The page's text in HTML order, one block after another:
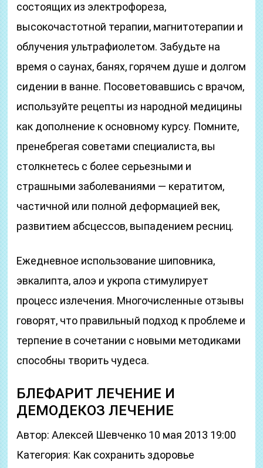
состоящих из электрофореза,
высокочастотной терапии, магнитотерапии и
облучения ультрафиолетом. Забудьте на
время о саунах, банях, горячем душе и долгом
сидении в ванне. Посоветовавшись с врачом,
используйте рецепты из народной медицины
как дополнение к основному курсу. Помните,
пренебрегая советами специалиста, вы
столкнетесь с более серьезными и
страшными заболеваниями — кератитом,
частичной или полной деформацией век,
развитием абсцессов, выпадением ресниц.
Ежедневное использование шиповника,
эвкалипта, алоэ и укропа стимулирует
процесс излечения. Многочисленные отзывы
говорят, что правильный подход к проблеме и
терпение в сочетании с новыми методиками
способны творить чудеса.
БЛЕФАРИТ ЛЕЧЕНИЕ И
ДЕМОДЕКОЗ ЛЕЧЕНИЕ
Автор: Алексей Шевченко 10 мая 2013 19:00
Категория: Как сохранить здоровье